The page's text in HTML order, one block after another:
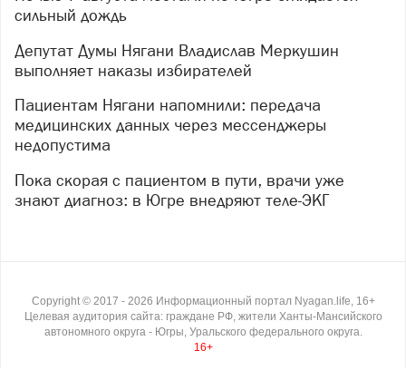
сильный дождь
Депутат Думы Нягани Владислав Меркушин
выполняет наказы избирателей
Пациентам Нягани напомнили: передача
медицинских данных через мессенджеры
недопустима
Пока скорая с пациентом в пути, врачи уже
знают диагноз: в Югре внедряют теле-ЭКГ
Copyright © 2017 - 2026 Информационный портал Nyagan.life, 16+
Целевая аудитория сайта: граждане РФ, жители Ханты-Мансийского
автономного округа - Югры, Уральского федерального округа.
16+